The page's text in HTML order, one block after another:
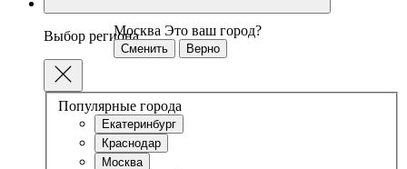
Выбор региона
Популярные города
Екатеринбург
Краснодар
Москва
Москва Это ваш город?
Сменить Верно